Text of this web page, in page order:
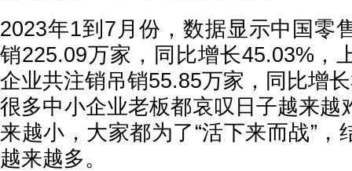
2023年1到7月份，数据显示中国零
销225.09万家，同比增长45.03%，
企业共注销吊销55.85万家，同比增
很多中小企业老板都哀叹日子越来越
来越小，大家都为了“活下来而战”，
越来越多。